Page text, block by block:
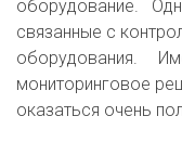
оборудование.
связанные с
оборудования.
мониторинговое
оказаться очень